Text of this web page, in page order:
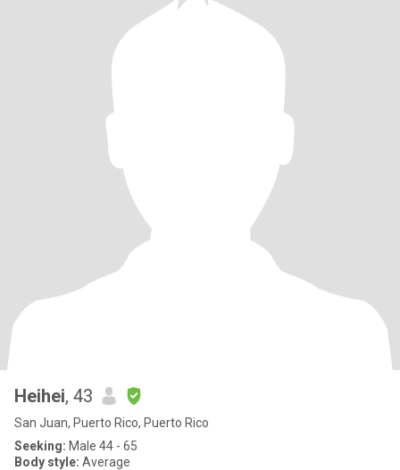
Heihei, 43
San Juan, Puerto Rico, Puerto Rico
Seeking: Male 44 - 65
Body style: Average